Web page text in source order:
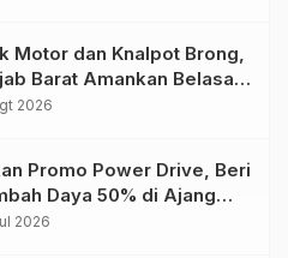
Motor dan Knalpot Brong,
Barat Amankan Belasan
2026
Promo Power Drive, Beri
Daya 50% di Ajang
2026